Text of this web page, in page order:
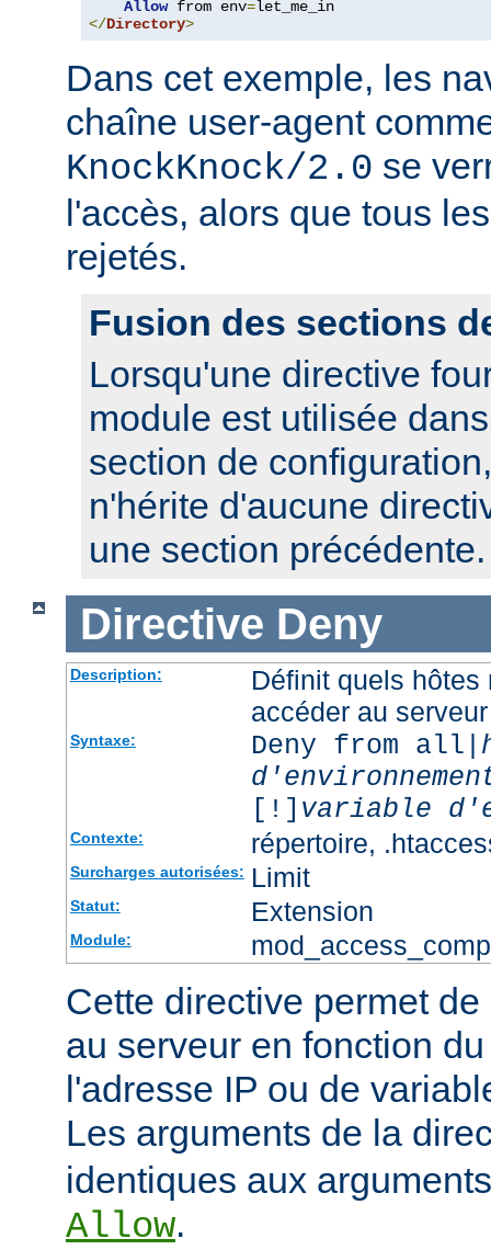
Allow from env=
</Directory>
Dans cet exemple, les
chaîne user-agent
KnockKnock/2.0 se
l'accès, alors que tous
rejetés.
Fusion des sections
Lorsqu'une directive
module est utilisée
section de
n'hérite d'aucune
une section précédente.
Directive Deny
Description:
Définit quels
accéder au serveur
Syntaxe: Deny from all|
[!] variable
Contexte: répertoire,
Surcharges autorisées: Limit
Statut: Extension
Module:
Cette directive permet
au serveur en fonction
l'adresse IP ou de
Les arguments de la
identiques aux
Allow.